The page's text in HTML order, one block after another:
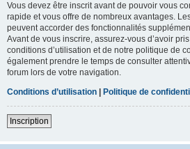
Vous devez être inscrit avant de pouvoir vous
rapide et vous offre de nombreux avantages.
peuvent accorder des fonctionnalités
Avant de vous inscrire, assurez-vous d’avoir
conditions d’utilisation et de notre politique de
également prendre le temps de consulter
forum lors de votre navigation.
Conditions d’utilisation
Politique de
Inscription